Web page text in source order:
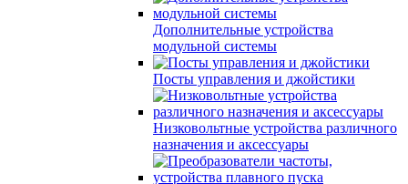
Дополнительные устройства
модульной системы
Посты управления и джойстики
Низковольтные устройства различного
назначения и аксессуары